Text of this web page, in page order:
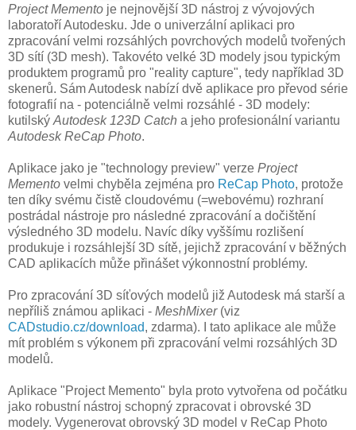
Project Memento je nejnovější 3D nástroj z vývojových
laboratoří Autodesku. Jde o univerzální aplikaci pro
zpracování velmi rozsáhlých povrchových modelů tvořených
3D sítí (3D mesh). Takovéto velké 3D modely jsou typickým
produktem programů pro "reality capture", tedy například 3D
skenerů. Sám Autodesk nabízí dvě aplikace pro převod série
fotografií na - potenciálně velmi rozsáhlé - 3D modely:
kutilský Autodesk 123D Catch a jeho profesionální variantu
Autodesk ReCap Photo.
Aplikace jako je "technology preview" verze Project
Memento velmi chyběla zejména pro ReCap Photo, protože
ten díky svému čistě cloudovému (=webovému) rozhraní
postrádal nástroje pro následné zpracování a dočištění
výsledného 3D modelu. Navíc díky vyššímu rozlišení
produkuje i rozsáhlejší 3D sítě, jejichž zpracování v běžných
CAD aplikacích může přinášet výkonnostní problémy.
Pro zpracování 3D síťových modelů již Autodesk má starší a
nepříliš známou aplikaci - MeshMixer(viz
CADstudio.cz/download, zdarma). I tato aplikace ale může
mít problém s výkonem při zpracování velmi rozsáhlých 3D
modelů.
Aplikace "Project Memento" byla proto vytvořena od počátku
jako robustní nástroj schopný zpracovat i obrovské 3D
modely. Vygenerovat obrovský 3D model v ReCap Photo